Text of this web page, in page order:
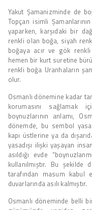
Yakut Şamanizminde de
Topçan isimli
yaparken, karşıdaki bir
renkli olan boğa, siyah
boğaya acır ve gök
hemen bir kurt suretine
renkli boğa Uranhaların
olur.
Osmanlı dönemine kadar
korumasını sağlamak
boynuzlarının anlamı,
dönemde, bu sembol
kapı üstlerine ya da
yasadışı ilişki yaşayan
asıldığı evde
kullanılmıştır. Bu
tarafından masum kabul
duvarlarında asılı kalmıştır.
Osmanlı döneminde belli